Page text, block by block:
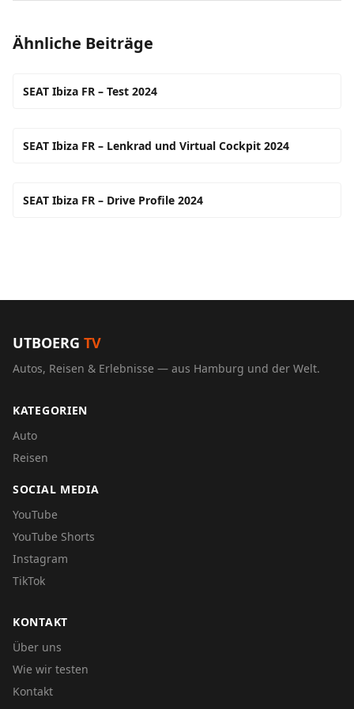
Ähnliche Beiträge
SEAT Ibiza FR – Test 2024
SEAT Ibiza FR – Lenkrad und Virtual Cockpit 2024
SEAT Ibiza FR – Drive Profile 2024
UTBOERG TV
Autos, Reisen & Erlebnisse — aus Hamburg und der Welt.
KATEGORIEN
Auto
Reisen
SOCIAL MEDIA
YouTube
YouTube Shorts
Instagram
TikTok
KONTAKT
Über uns
Wie wir testen
Kontakt